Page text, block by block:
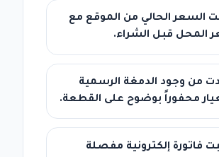
السعر الحالي من الموقع مع
المحل قبل الشراء.
من وجود الدمغة الرسمية
محفوراً بوضوح على القطعة.
فاتورة إلكترونية مفصلة